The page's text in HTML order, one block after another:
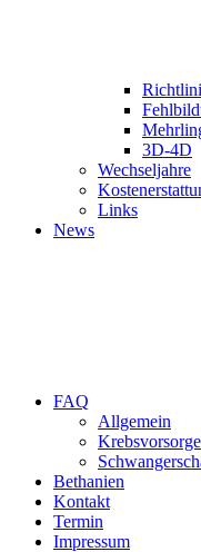
3D-4D
Wechseljahre
Links
News
FAQ
Allgemein
Krebsvorsorge
Bethanien
Kontakt
Termin
Impressum